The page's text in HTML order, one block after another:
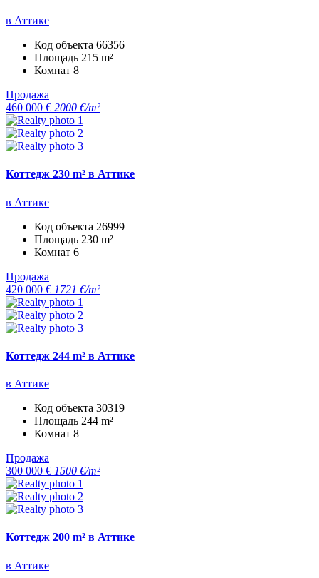
в Аттике
Код объекта 66356
Площадь 215 m²
Комнат 8
Продажа
460 000 € 2000 €/m²
Коттедж 230 m² в Аттике
в Аттике
Код объекта 26999
Площадь 230 m²
Комнат 6
Продажа
420 000 € 1721 €/m²
Коттедж 244 m² в Аттике
в Аттике
Код объекта 30319
Площадь 244 m²
Комнат 8
Продажа
300 000 € 1500 €/m²
Коттедж 200 m² в Аттике
в Аттике